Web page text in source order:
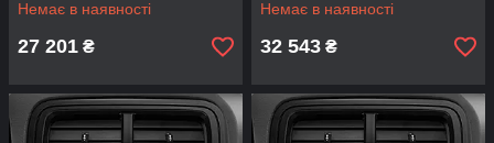
Немає в наявності
27 201 ₴
Немає в наявності
32 543 ₴